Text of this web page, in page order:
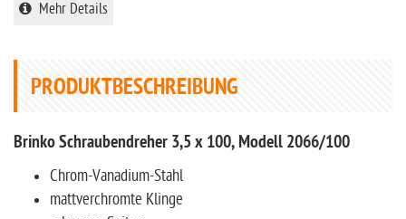
Mehr Details
PRODUKTBESCHREIBUNG
Brinko Schraubendreher 3,5 x 100, Modell 2066/100
Chrom-Vanadium-Stahl
mattverchromte Klinge